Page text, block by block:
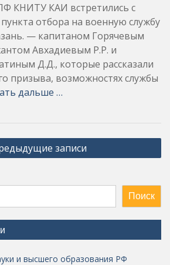
КНИТУ КАИ встретились с
отбора на военную службу
— капитаном Горячевым
Авхадиевым Р.Р. и
Д.Д., которые рассказали
призыва, возможностях службы
дальше …
записи
Поиск
и высшего образования РФ